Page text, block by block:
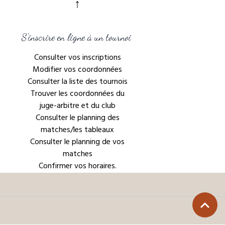
↑
S'inscrire en ligne à un tournoi
Consulter vos inscriptions
Modifier vos coordonnées
Consulter la liste des tournois
Trouver les coordonnées du
juge-arbitre et du club
Consulter le planning des
matches/les tableaux
Consulter le planning de vos
matches
Confirmer vos horaires.